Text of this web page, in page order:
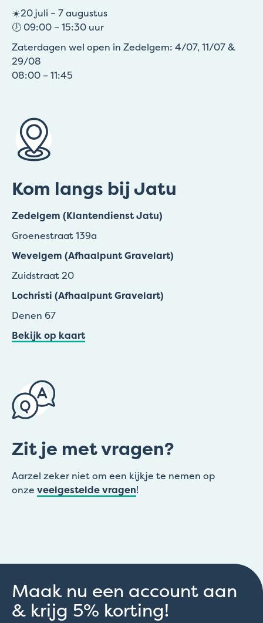
☀️20 juli – 7 augustus
🕖 09:00 – 15:30 uur
Zaterdagen wel open in Zedelgem: 4/07, 11/07 &
29/08
08:00 – 11:45
Kom langs bij Jatu
Zedelgem (Klantendienst Jatu)
Groenestraat 139a
Wevelgem (Afhaalpunt Gravelart)
Zuidstraat 20
Lochristi (Afhaalpunt Gravelart)
Denen 67
Bekijk op kaart
Zit je met vragen?
Aarzel zeker niet om een kijkje te nemen op
onze veelgestelde vragen!
Maak nu een account aan
& krijg 5% korting!